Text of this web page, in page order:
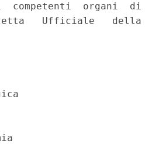
competenti  organi  di
Ufficiale   della